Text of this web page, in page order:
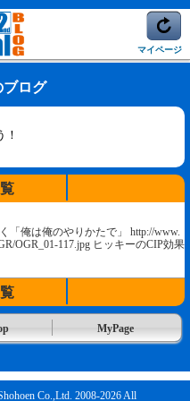
マイページ
ブログ
！
「俺は俺のやりかたで」 http://www.
OGR_01-117.jpg ヒッキーのCIP効果
MyPage
Co.,Ltd. 2008-2026 All